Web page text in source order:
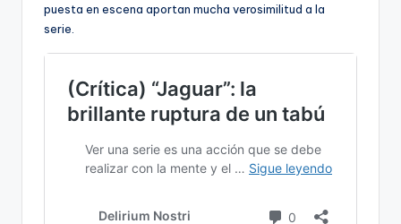
puesta en escena aportan mucha verosimilitud a la
serie.